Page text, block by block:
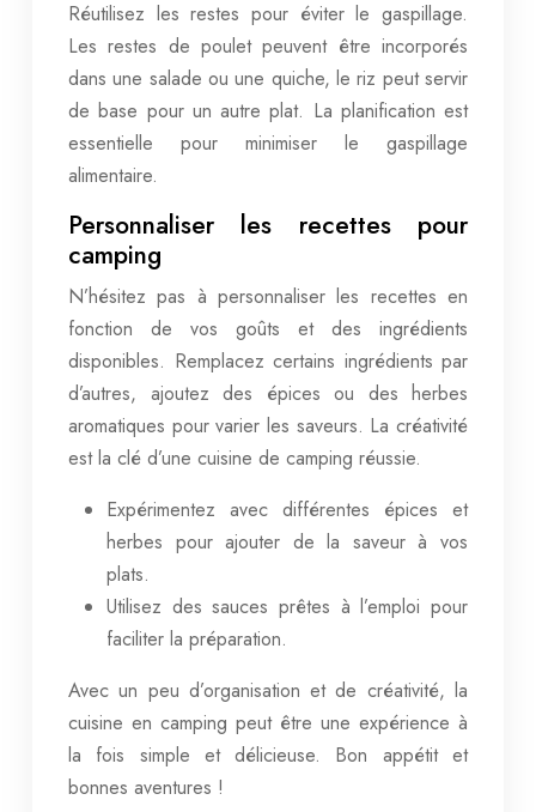
Réutilisez les restes pour éviter le gaspillage.
Les restes de poulet peuvent être incorporés
dans une salade ou une quiche, le riz peut servir
de base pour un autre plat. La planification est
essentielle pour minimiser le gaspillage
alimentaire.
Personnaliser les recettes pour
camping
N’hésitez pas à personnaliser les recettes en
fonction de vos goûts et des ingrédients
disponibles. Remplacez certains ingrédients par
d’autres, ajoutez des épices ou des herbes
aromatiques pour varier les saveurs. La créativité
est la clé d’une cuisine de camping réussie.
Expérimentez avec différentes épices et
herbes pour ajouter de la saveur à vos
plats.
Utilisez des sauces prêtes à l’emploi pour
faciliter la préparation.
Avec un peu d’organisation et de créativité, la
cuisine en camping peut être une expérience à
la fois simple et délicieuse. Bon appétit et
bonnes aventures !